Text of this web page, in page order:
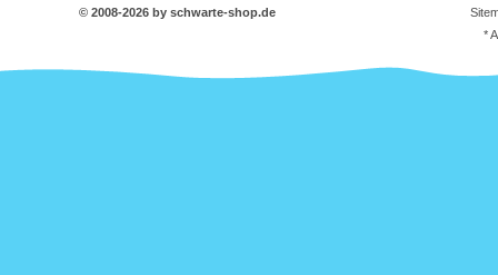
© 2008-2026 by schwarte-shop.de
*